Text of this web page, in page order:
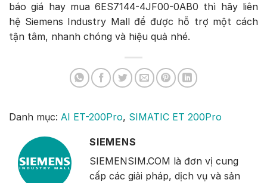
báo giá hay mua 6ES7144-4JF00-0AB0 thì hãy liên
hệ Siemens Industry Mall để được hỗ trợ một cách
tận tâm, nhanh chóng và hiệu quả nhé.
Danh mục: AI ET-200Pro, SIMATIC ET 200Pro
SIEMENS
SIEMENSIM.COM là đơn vị cung
cấp các giải pháp, dịch vụ và sản